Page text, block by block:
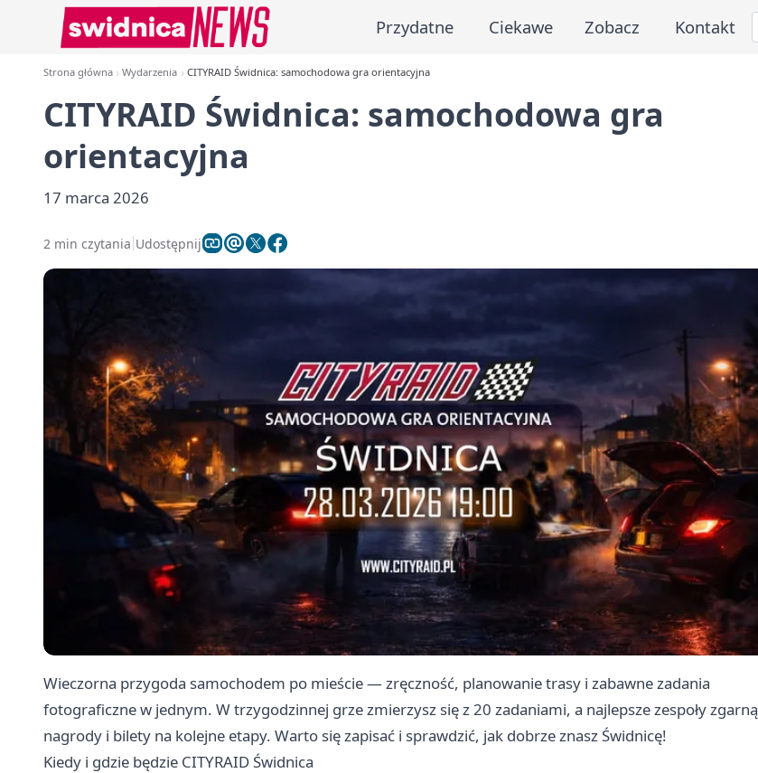
Przydatne Ciekawe Zobacz Kontakt
Strona główna Wydarzenia CITYRAID Świdnica: samochodowa gra orientacyjna
CITYRAID Świdnica: samochodowa gra
orientacyjna
17 marca 2026
2 min czytania Udostępnij
Wieczorna przygoda samochodem po mieście — zręczność, planowanie trasy i zabawne zadania
fotograficzne w jednym. W trzygodzinnej grze zmierzysz się z 20 zadaniami, a najlepsze zespoły zgarną
nagrody i bilety na kolejne etapy. Warto się zapisać i sprawdzić, jak dobrze znasz Świdnicę!
Kiedy i gdzie będzie CITYRAID Świdnica